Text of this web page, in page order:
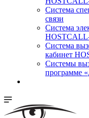
Система
связи
Система
Cистема
кабинет
Системы
программе